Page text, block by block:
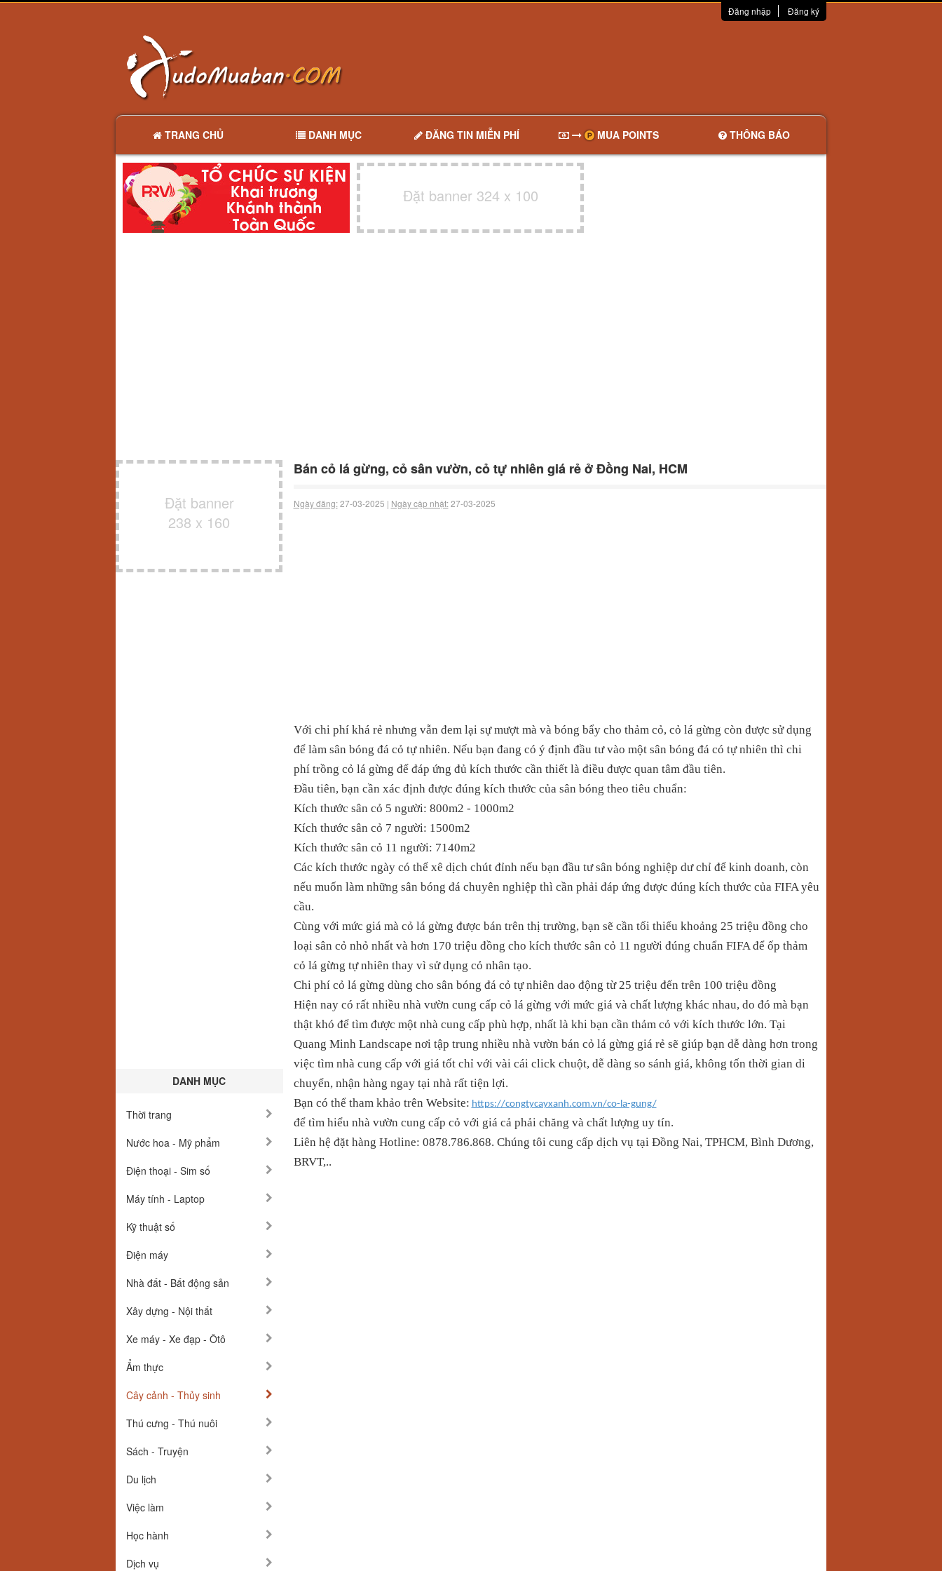
Đăng nhập Đăng ký
TRANG CHỦ DANH MỤC ĐĂNG TIN MIỄN PHÍ MUA POINTS THÔNG BÁO
Đặt banner 324 x 100
Đặt banner
238 x 160
DANH MỤC
Thời trang
Nước hoa - Mỹ phẩm
Điện thoại - Sim số
Máy tính - Laptop
Kỹ thuật số
Điện máy
Nhà đất - Bất động sản
Xây dựng - Nội thất
Xe máy - Xe đạp - Ôtô
Ẩm thực
Cây cảnh - Thủy sinh
Thú cưng - Thú nuôi
Sách - Truyện
Du lịch
Việc làm
Học hành
Dịch vụ
Bán cỏ lá gừng, cỏ sân vườn, cỏ tự nhiên giá rẻ ở Đồng Nai, HCM
Ngày đăng:27-03-2025 | Ngày cập nhật:27-03-2025
Với chi phí khá rẻ nhưng vẫn đem lại sự mượt mà và bóng bẩy cho thảm cỏ, cỏ lá gừng còn được sử dụng
để làm sân bóng đá cỏ tự nhiên. Nếu bạn đang có ý định đầu tư vào một sân bóng đá có tự nhiên thì chi
phí trồng cỏ lá gừng để đáp ứng đủ kích thước cần thiết là điều được quan tâm đầu tiên.
Đầu tiên, bạn cần xác định được đúng kích thước của sân bóng theo tiêu chuẩn:
Kích thước sân cỏ 5 người: 800m2 - 1000m2
Kích thước sân cỏ 7 người: 1500m2
Kích thước sân cỏ 11 người: 7140m2
Các kích thước ngày có thể xê dịch chút đỉnh nếu bạn đầu tư sân bóng nghiệp dư chỉ để kinh doanh, còn
nếu muốn làm những sân bóng đá chuyên nghiệp thì cần phải đáp ứng được đúng kích thước của FIFA yêu
cầu.
Cùng với mức giá mà cỏ lá gừng được bán trên thị trường, bạn sẽ cần tối thiểu khoảng 25 triệu đồng cho
loại sân cỏ nhỏ nhất và hơn 170 triệu đồng cho kích thước sân cỏ 11 người đúng chuẩn FIFA để ốp thảm
cỏ lá gừng tự nhiên thay vì sử dụng cỏ nhân tạo.
Chi phí cỏ lá gừng dùng cho sân bóng đá cỏ tự nhiên dao động từ 25 triệu đến trên 100 triệu đồng
Hiện nay có rất nhiều nhà vườn cung cấp cỏ lá gừng với mức giá và chất lượng khác nhau, do đó mà bạn
thật khó để tìm được một nhà cung cấp phù hợp, nhất là khi bạn cần thảm cỏ với kích thước lớn. Tại
Quang Minh Landscape nơi tập trung nhiều nhà vườn bán cỏ lá gừng giá rẻ sẽ giúp bạn dễ dàng hơn trong
việc tìm nhà cung cấp với giá tốt chỉ với vài cái click chuột, dễ dàng so sánh giá, không tốn thời gian di
chuyển, nhận hàng ngay tại nhà rất tiện lợi.
Bạn có thể tham khảo trên Website: https://congtycayxanh.com.vn/co-la-gung/
để tìm hiểu nhà vườn cung cấp cỏ với giá cả phải chăng và chất lượng uy tín.
Liên hệ đặt hàng Hotline: 0878.786.868. Chúng tôi cung cấp dịch vụ tại Đồng Nai, TPHCM, Bình Dương,
BRVT,..